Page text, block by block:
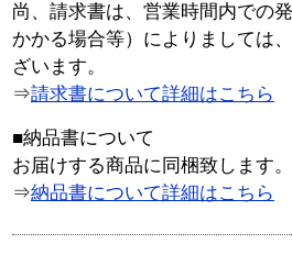
尚、請求書は、営業時間内での
かかる場合等）によりましては
ざいます。
⇒請求書について詳細はこちら
■納品書について
お届けする商品に同梱致します。
⇒納品書について詳細はこちら